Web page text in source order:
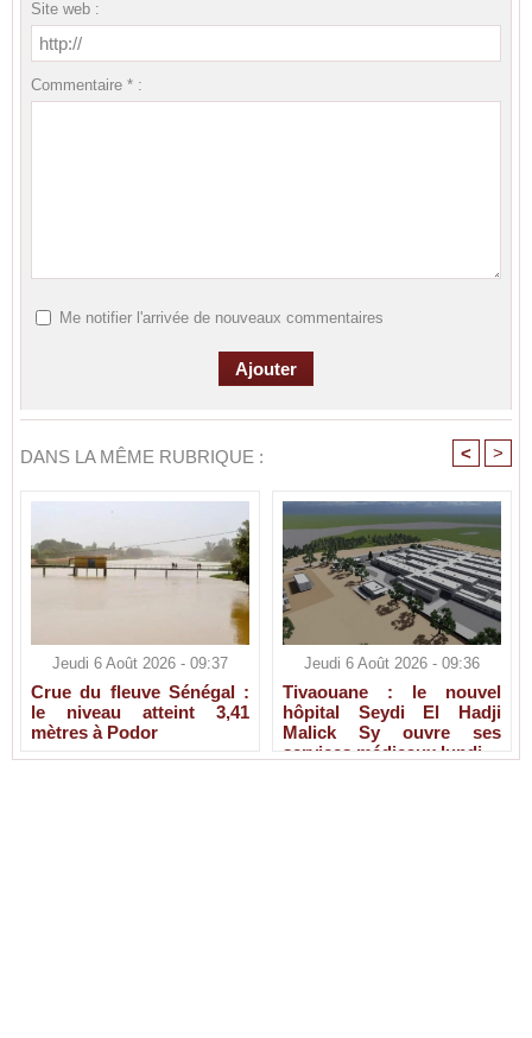
Site web :
Commentaire * :
Me notifier l'arrivée de nouveaux commentaires
DANS LA MÊME RUBRIQUE : < >
Jeudi 6 Août 2026 - 09:37
Crue du fleuve Sénégal :
le niveau atteint 3,41
mètres à Podor
Jeudi 6 Août 2026 - 09:36
Tivaouane : le nouvel
hôpital Seydi El Hadji
Malick Sy ouvre ses
services médicaux lundi